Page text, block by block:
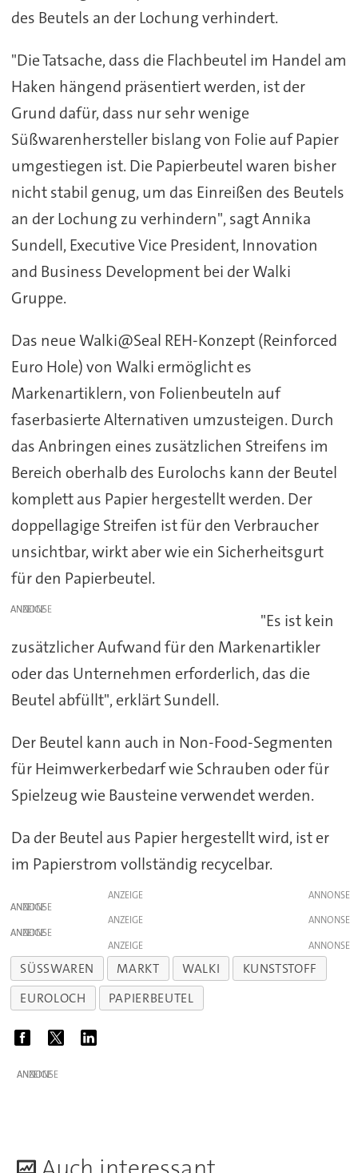
des Beutels an der Lochung verhindert.
"Die Tatsache, dass die Flachbeutel im Handel am
Haken hängend präsentiert werden, ist der
Grund dafür, dass nur sehr wenige
Süßwarenhersteller bislang von Folie auf Papier
umgestiegen ist. Die Papierbeutel waren bisher
nicht stabil genug, um das Einreißen des Beutels
an der Lochung zu verhindern", sagt Annika
Sundell, Executive Vice President, Innovation
and Business Development bei der Walki
Gruppe.
Das neue Walki@Seal REH-Konzept (Reinforced
Euro Hole) von Walki ermöglicht es
Markenartiklern, von Folienbeuteln auf
faserbasierte Alternativen umzusteigen. Durch
das Anbringen eines zusätzlichen Streifens im
Bereich oberhalb des Eurolochs kann der Beutel
komplett aus Papier hergestellt werden. Der
doppellagige Streifen ist für den Verbraucher
unsichtbar, wirkt aber wie ein Sicherheitsgurt
für den Papierbeutel.
ANZEIGE
"Es ist kein
zusätzlicher Aufwand für den Markenartikler
oder das Unternehmen erforderlich, das die
Beutel abfüllt", erklärt Sundell.
Der Beutel kann auch in Non-Food-Segmenten
für Heimwerkerbedarf wie Schrauben oder für
Spielzeug wie Bausteine verwendet werden.
Da der Beutel aus Papier hergestellt wird, ist er
im Papierstrom vollständig recycelbar.
ANZEIGE
ANZEIGE
ANZEIGE
ANZEIGE
ANZEIGE
SÜSSWAREN MARKT WALKI
KUNSTSTOFF
EUROLOCH
PAPIERBEUTEL
ANZEIGE